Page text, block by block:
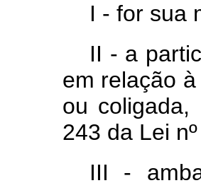
I - for sua
II - a
em relação
ou
243 da Lei
III -